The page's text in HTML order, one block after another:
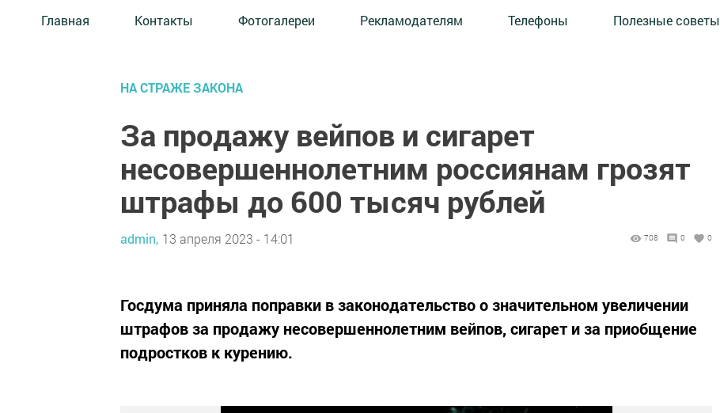
Главная Контакты Фотогалереи Рекламодателям Телефоны Полезные советы
НА СТРАЖЕ ЗАКОНА
За продажу вейпов и сигарет
несовершеннолетним россиянам грозят
штрафы до 600 тысяч рублей
admin, 13 апреля 2023 - 14:01 708 0 0
Госдума приняла поправки в законодательство о значительном увеличении
штрафов за продажу несовершеннолетним вейпов, сигарет и за приобщение
подростков к курению.